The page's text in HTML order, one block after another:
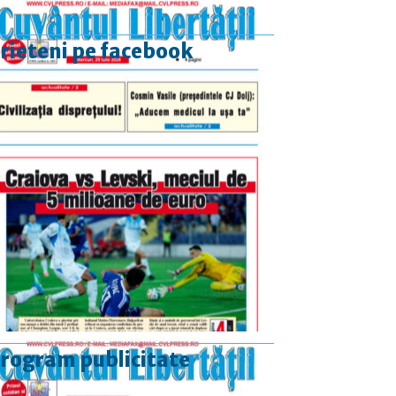
pe facebook
publicitate